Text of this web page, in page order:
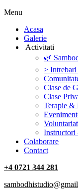
Menu
‎Acasa
Galerie
‎ ‎Activitati‎
🌿
> Intrebari
Clase de
Clase
Terapie &
Voluntariat
‏‏‎Instructori
Colaborare
Contact
+4 0721 344 281